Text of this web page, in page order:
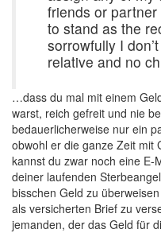
friends or
to stand as the
sorrowfully I
relative and no
…dass du mal mit einem
warst, reich gefreit und nie
bedauerlicherweise nur ein
obwohl er die ganze Zeit mit
kannst du zwar noch eine E-
deiner laufenden
bisschen Geld zu
als versicherten Brief zu
jemanden, der das Geld für